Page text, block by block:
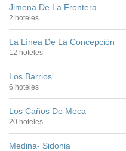
Jimena De La Frontera
2 hoteles
La Línea De La Concepción
12 hoteles
Los Barrios
6 hoteles
Los Caños De Meca
20 hoteles
Medina- Sidonia